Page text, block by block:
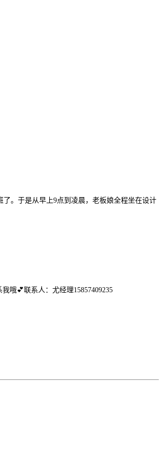
了。于是从早上9点到凌晨，老板娘全程坐在设计
哦💕联系人：尤经理15857409235